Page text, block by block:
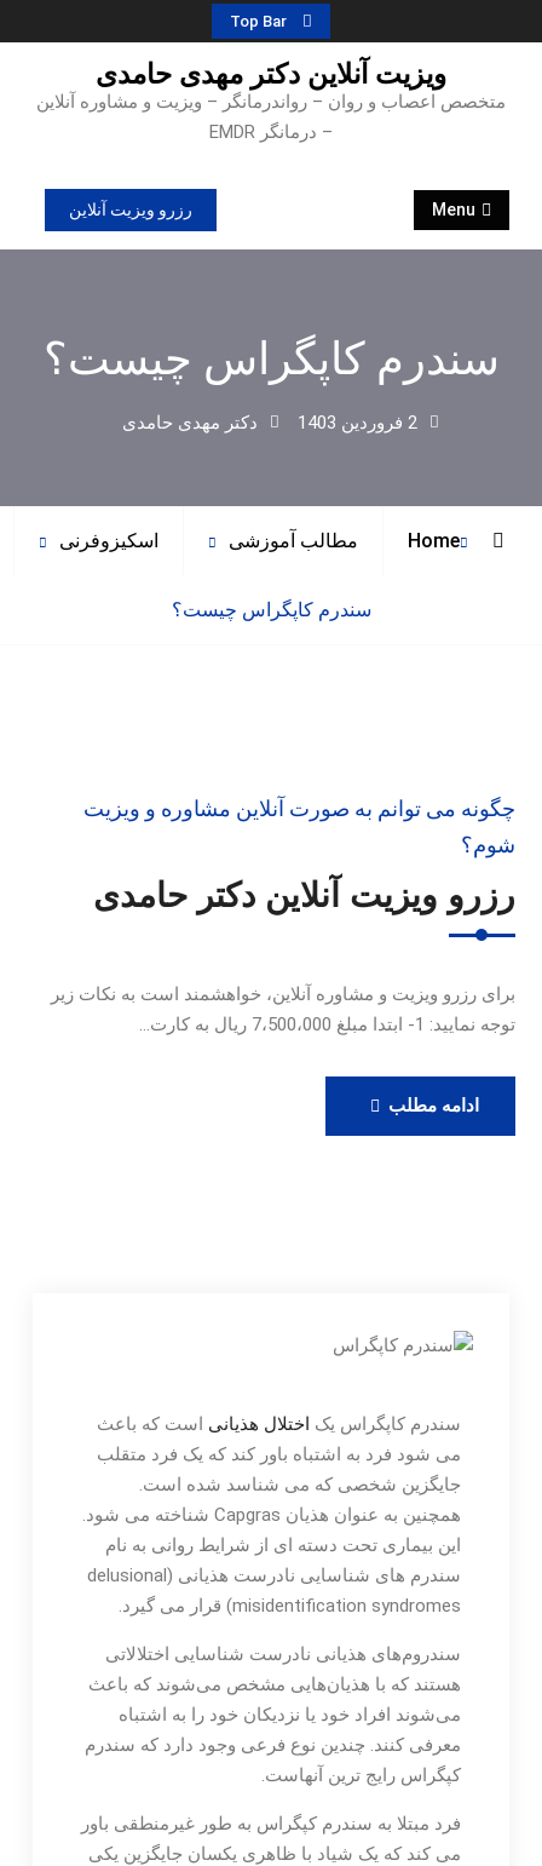
to
ویزیت آنلاین دکتر مهدی حامدی
متخصص اعصاب و روان – رواندرمانگر – ویزیت و مشاوره آنلاین
– درمانگر EMDR
Menu رزرو ویزیت آنلاین
سندرم کاپگراس چیست؟
2 فروردین 1403 دکتر مهدی حامدی
Home مطالب آموزشی اسکیزوفرنی
سندرم کاپگراس چیست؟
چگونه می توانم به صورت آنلاین مشاوره و ویزیت
شوم؟
رزرو ویزیت آنلاین دکتر حامدی
برای رزرو ویزیت و مشاوره آنلاین، خواهشمند است به نکات زیر
توجه نمایید: 1- ابتدا مبلغ 7،500،000 ریال به کارت…
ادامه مطلبرزرو
ویزیت
سندرم کاپگراس یک اختلال هذیانی است که باعث
می شود فرد به اشتباه باور کند که یک فرد متقلب
جایگزین شخصی که می شناسد شده است.
همچنین به عنوان هذیان Capgras شناخته می شود.
این بیماری تحت دسته ای از شرایط روانی به نام
سندرم های شناسایی نادرست هذیانی (delusional
misidentification syndromes) قرار می گیرد.
سندروم‌های هذیانی نادرست شناسایی اختلالاتی
هستند که با هذیان‌هایی مشخص می‌شوند که باعث
می‌شوند افراد خود یا نزدیکان خود را به اشتباه
معرفی کنند. چندین نوع فرعی وجود دارد که سندرم
کپگراس رایج ترین آنهاست.
فرد مبتلا به سندرم کپگراس به طور غیرمنطقی باور
می کند که یک شیاد با ظاهری یکسان جایگزین یکی